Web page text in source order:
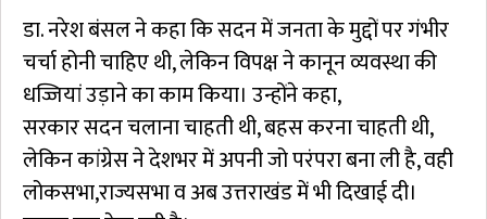
डा. नरेश बंसल ने कहा कि सदन में जनता के मुद्दों पर गंभीर
चर्चा होनी चाहिए थी, लेकिन विपक्ष ने कानून व्यवस्था की
धज्जियां उड़ाने का काम किया। उन्होंने कहा,
सरकार सदन चलाना चाहती थी, बहस करना चाहती थी,
लेकिन कांग्रेस ने देशभर में अपनी जो परंपरा बना ली है, वही
लोकसभा,राज्यसभा व अब उत्तराखंड में भी दिखाई दी।